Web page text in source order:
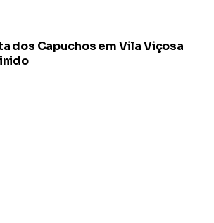
dos Capuchos em Vila Viçosa